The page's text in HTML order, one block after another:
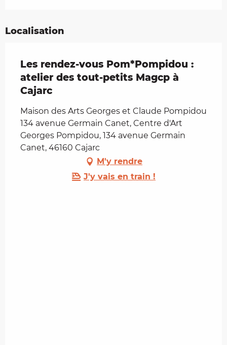
Localisation
Les rendez-vous Pom*Pompidou :
atelier des tout-petits Magcp à
Cajarc
Maison des Arts Georges et Claude Pompidou
134 avenue Germain Canet, Centre d'Art
Georges Pompidou, 134 avenue Germain
Canet, 46160 Cajarc
M'y rendre
J'y vais en train !